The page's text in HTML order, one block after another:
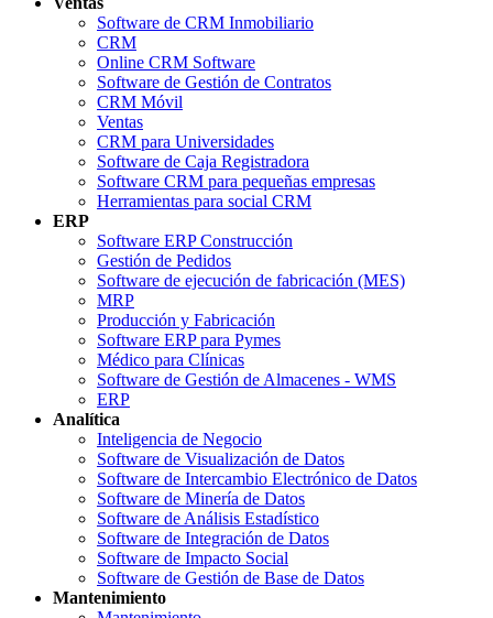
Software de CRM Inmobiliario
CRM
Online CRM Software
Software de Gestión de Contratos
CRM Móvil
Ventas
CRM para Universidades
Software de Caja Registradora
Software CRM para pequeñas empresas
Herramientas para social CRM
ERP
Software ERP Construcción
Gestión de Pedidos
Software de ejecución de fabricación (MES)
MRP
Producción y Fabricación
Software ERP para Pymes
Médico para Clínicas
Software de Gestión de Almacenes - WMS
ERP
Analítica
Inteligencia de Negocio
Software de Visualización de Datos
Software de Intercambio Electrónico de Datos
Software de Minería de Datos
Software de Análisis Estadístico
Software de Integración de Datos
Software de Impacto Social
Software de Gestión de Base de Datos
Mantenimiento